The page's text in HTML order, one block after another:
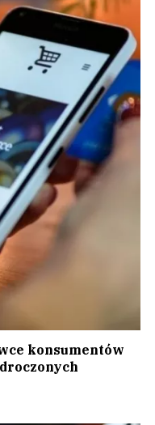
konsumentów